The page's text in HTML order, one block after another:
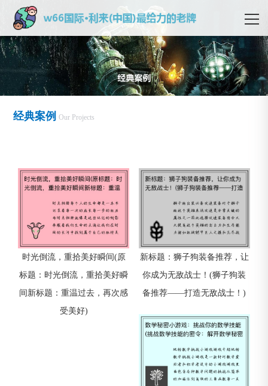
经典案例 Our Projects
时光倒流，重拾美好瞬间(原
标题：时光倒流，重拾美好瞬
间新标题：重温过去，再次感
受美好)
新标题：狮子狗装备推荐，让
你成为无敌战士！(狮子狗装
备推荐——打造无敌战士！)